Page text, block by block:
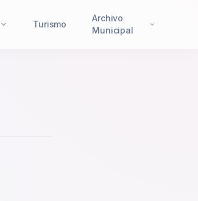
Turismo
Archivo
Municipal